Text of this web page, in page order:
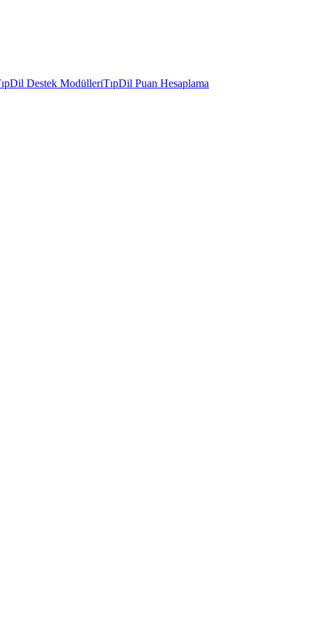
Destek ModülleriTıpDil Puan Hesaplama